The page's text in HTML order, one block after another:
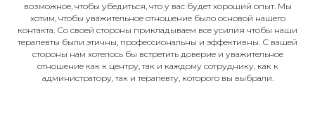
возможное, чтобы убедиться, что у вас будет хороший опыт. Мы
хотим, чтобы уважительное отношение было основой нашего
контакта. Со своей стороны прикладываем все усилия чтобы наши
терапевты были этичны, профессиональны и эффективны. С вашей
стороны нам хотелось бы встретить доверие и уважительное
отношение как к центру, так и каждому сотруднику, как к
администратору, так и терапевту, которого вы выбрали.